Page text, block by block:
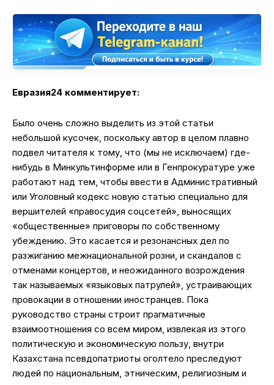
Евразия24 комментирует:
Было очень сложно выделить из этой статьи
небольшой кусочек, поскольку автор в целом плавно
подвел читателя к тому, что (мы не исключаем) где-
нибудь в Минкультинформе или в Генпрокуратуре уже
работают над тем, чтобы ввести в Административный
или Уголовный кодекс новую статью специально для
вершителей «правосудия соцсетей», выносящих
«общественные» приговоры по собственному
убеждению. Это касается и резонансных дел по
разжиганию межнациональной розни, и скандалов с
отменами концертов, и неожиданного возрождения
так называемых «языковых патрулей», устраивающих
провокации в отношении иностранцев. Пока
руководство страны строит прагматичные
взаимоотношения со всем миром, извлекая из этого
политическую и экономическую пользу, внутри
Казахстана псевдопатриоты оголтело преследуют
людей по национальным, этническим, религиозным и